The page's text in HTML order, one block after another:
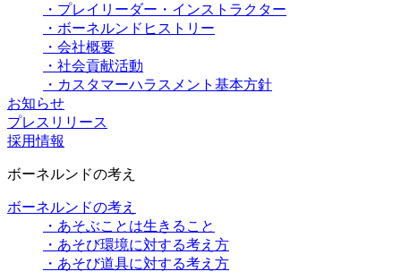
・プレイリーダー・インストラクター
・ボーネルンドヒストリー
・会社概要
・社会貢献活動
・カスタマーハラスメント基本方針
お知らせ
プレスリリース
採用情報
ボーネルンドの考え
ボーネルンドの考え
・あそぶことは生きること
・あそび環境に対する考え方
・あそび道具に対する考え方